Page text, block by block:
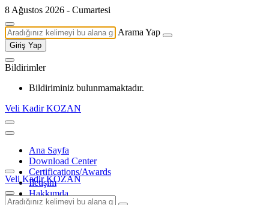
8 Ağustos 2026 - Cumartesi
Arama Yap
Giriş Yap
Bildirimler
Bildiriminiz bulunmamaktadır.
Veli Kadir KOZAN
Ana Sayfa
Download Center
Certifications/Awards
İletişim
Hakkımda
Veli Kadir KOZAN